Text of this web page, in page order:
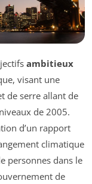
ambitieux
visant une
de serre allant de
de 2005.
d’un rapport
climatique
personnes dans le
de